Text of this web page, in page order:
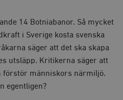
14 Botniabanor. Så mycket
i Sverige kosta svenska
säger att det ska skapa
utsläpp. Kritikerna säger att
förstör människors närmiljö.
egentligen?